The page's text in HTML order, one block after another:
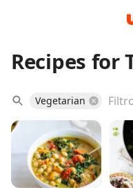
Recipes for
Vegetarian